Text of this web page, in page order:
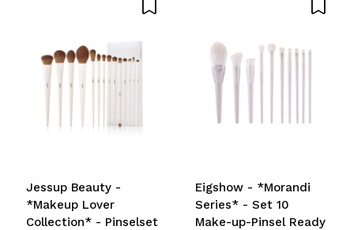
Jessup Beauty -
*Makeup Lover
Collection* - Pinselset
Eigshow - *Morandi
Series* - Set 10
Make-up-Pinsel Ready